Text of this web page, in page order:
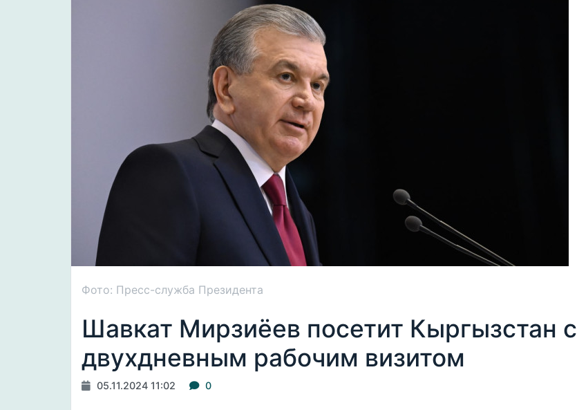
Фото: Пресс-служба Президента
Шавкат Мирзиёев посетит Кыргызстан с
двухдневным рабочим визитом
05.11.2024 11:02 0